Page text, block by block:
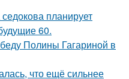
планирует
60.
Полины Гагариной в
что ещё сильнее